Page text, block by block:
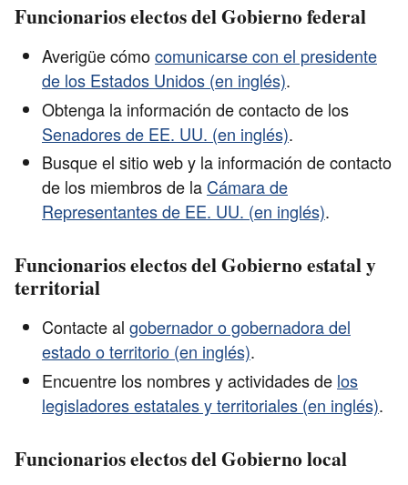
Funcionarios electos del Gobierno federal
Averigüe cómocomunicarse con el presidente
de los Estados Unidos (en inglés).
Obtenga la información de contacto de los
Senadores de EE. UU. (en inglés).
Busque el sitio web y la información de contacto
de los miembros de la Cámara de
Representantes de EE. UU. (en inglés).
Funcionarios electos del Gobierno estatal y
territorial
Contacte al gobernador o gobernadora del
estado o territorio (en inglés).
Encuentre los nombres y actividades de los
legisladores estatales y territoriales (en inglés).
Funcionarios electos del Gobierno local